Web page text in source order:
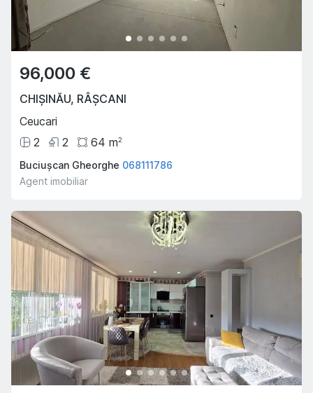
96,000 €
CHIȘINĂU, RÂȘCANI
Ceucari
2
2 64 m2
Buciușcan Gheorghe 068111786
Agent imobiliar